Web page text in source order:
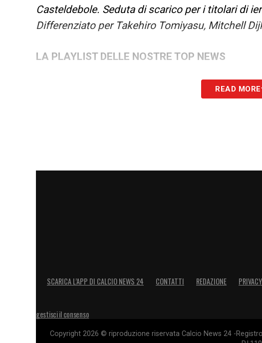
Casteldebole. Seduta di scarico per i titolari di
Differenziato per Takehiro Tomiyasu, Mitchell
LA PLAYLIST DELLE NOSTRE TOP NEWS
READ MORE
SCARICA L’APP DI CALCIO NEWS 24 CONTATTI REDAZIONE
gestisci il consenso
Copyright 2026 © riproduzione riservata Calcio News 24 -